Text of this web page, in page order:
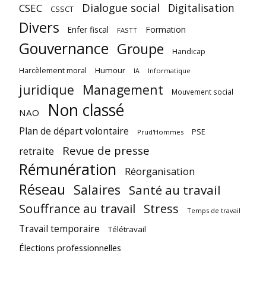
CSEC CSSCT Dialogue social Digitalisation
Divers Enfer fiscal FASTT Formation
Gouvernance Groupe Handicap
Harcèlement moral Humour IA Informatique
juridique Management Mouvement social
NAO Non classé
Plan de départ volontaire Prud'Hommes PSE
retraite Revue de presse
Rémunération Réorganisation
Réseau Salaires Santé au travail
Souffrance au travail Stress Temps de travail
Travail temporaire Télétravail
Élections professionnelles